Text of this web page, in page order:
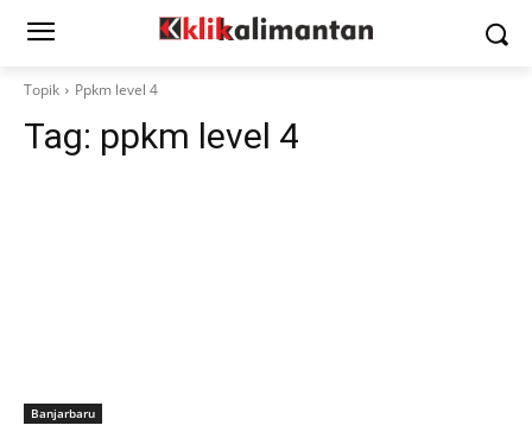
Topik Ppkm level 4
Tag: ppkm level 4
Banjarbaru